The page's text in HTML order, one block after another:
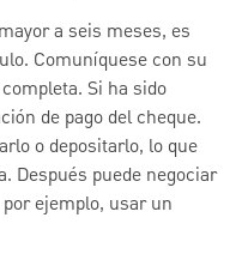
a seis meses, es
Comuníquese con su
Si ha sido
de pago del cheque.
o depositarlo, lo que
Después puede negociar
ejemplo, usar un